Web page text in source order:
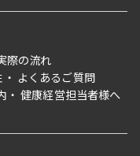
際の流れ
よくあるご質問
健康経営担当者様へ